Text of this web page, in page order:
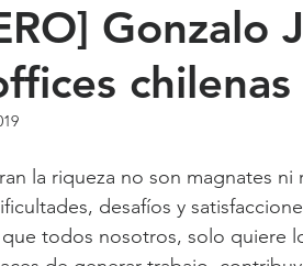
Gonzalo
la riqueza no son magnates
desafíos y
todos nosotros, solo quiere